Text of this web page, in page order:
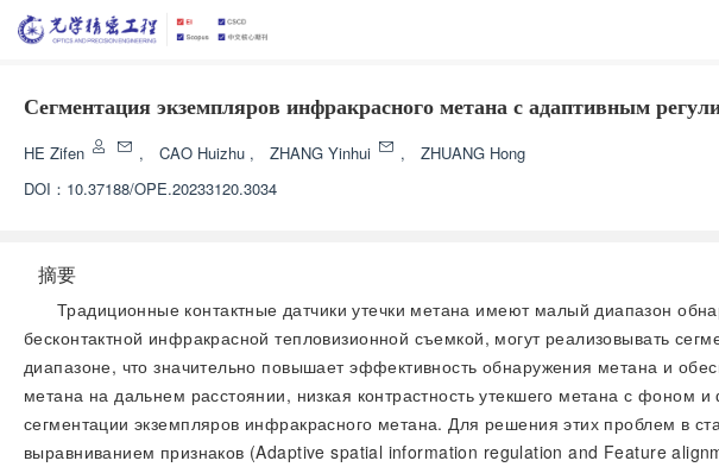
Сегментация экземпляров инфракрасного метана с адаптивным
HE Zifen , CAO Huizhu , ZHANG Yinhui ,
ZHUANG Hong
DOI： 10.37188/OPE.20233120.3034
摘要
Традиционные контактные датчики утечки метана имеют малый диапазон
бесконтактной инфракрасной тепловизионной съемкой, могут реализовывать
диапазоне, что значительно повышает эффективность обнаружения метана и
метана на дальнем расстоянии, низкая контрастность утекшего метана с
сегментации экземпляров инфракрасного метана. Для решения этих проблем в
выравниванием признаков (Adaptive spatial information regulation and Feature